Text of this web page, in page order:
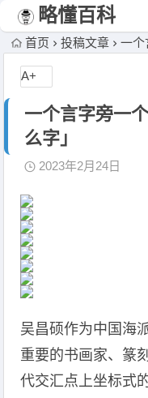
略懂百科
首页 投稿文章 一个
一个言字旁一
么字」
2023年2月24日
吴昌硕作为中国海
重要的书画家、篆
代交汇点上坐标式
A+